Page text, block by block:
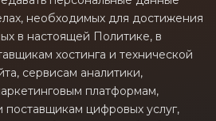
необходимых для достижения
в настоящей Политике, в
хостинга и технической
сервисам аналитики,
платформам,
поставщикам цифровых услуг,